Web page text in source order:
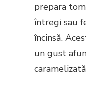
prepara
întregi sau
încinsă.
un gust